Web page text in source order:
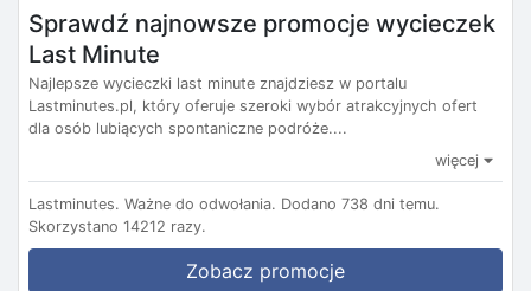
Sprawdź najnowsze promocje wycieczek
Last Minute
Najlepsze wycieczki last minute znajdziesz w portalu
Lastminutes.pl, który oferuje szeroki wybór atrakcyjnych ofert
dla osób lubiących spontaniczne podróże....
więcej
Lastminutes. Ważne do odwołania. Dodano 738 dni temu.
Skorzystano 14212 razy.
Zobacz promocje